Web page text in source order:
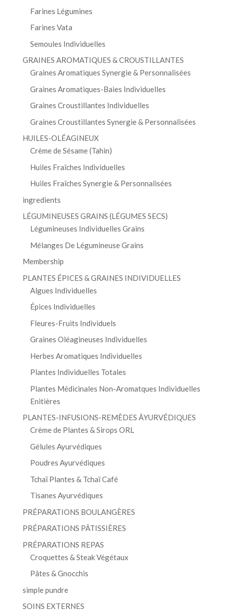
Farines Légumines
Farines Vata
Semoules Individuelles
GRAINES AROMATIQUES & CROUSTILLANTES
Graines Aromatiques Synergie & Personnalisées
Graines Aromatiques-Baies Individuelles
Graines Croustillantes Individuelles
Graines Croustillantes Synergie & Personnalisées
HUILES-OLÉAGINEUX
Crème de Sésame (Tahin)
Huiles Fraîches Individuelles
Huiles Fraîches Synergie & Personnalisées
ingredients
LÉGUMINEUSES GRAINS (LÉGUMES SECS)
Légumineuses Individuelles Grains
Mélanges De Légumineuse Grains
Membership
PLANTES ÉPICES & GRAINES INDIVIDUELLES
Algues Individuelles
Épices Individuelles
Fleures-Fruits Individuels
Graines Oléagineuses Individuelles
Herbes Aromatiques Individuelles
Plantes Individuelles Totales
Plantes Médicinales Non-Aromatques Individuelles
Enitières
PLANTES-INFUSIONS-REMÈDES ĀYURVÉDIQUES
Crème de Plantes & Sirops ORL
Gélules Ayurvédiques
Poudres Ayurvédiques
Tchaï Plantes & Tchaï Café
Tisanes Ayurvédiques
PRÉPARATIONS BOULANGÈRES
PRÉPARATIONS PÂTISSIÈRES
PRÉPARATIONS REPAS
Croquettes & Steak Végétaux
Pâtes & Gnocchis
simple pundre
SOINS EXTERNES